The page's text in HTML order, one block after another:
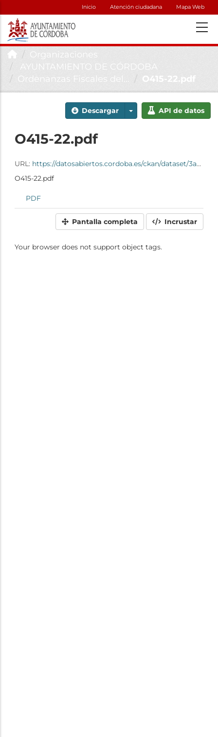
Inicio Atención ciudadana Mapa Web
Organizaciones
AYUNTAMIENTO DE CÓRDOBA
Ordenanzas Fiscales del...
O415-22.pdf
Descargar API de datos
O415-22.pdf
URL: https://datosabiertos.cordoba.es/ckan/dataset/3abab5f6-c786-497e-9d93-79fcb34c8000/resource/069aa837-afc2-4cb1-90ff-166c1ba37cb8/download/o415-22.pdf
O415-22.pdf
PDF
Pantalla completa Incrustar
Your browser does not support object tags.